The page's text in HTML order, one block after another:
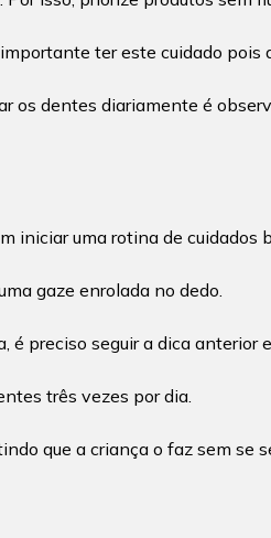
ter este cuidado pois
dentes diariamente é
iniciar uma rotina de cuidados
gaze enrolada no dedo.
preciso seguir a dica anterior
três vezes por dia.
que a criança o faz sem se